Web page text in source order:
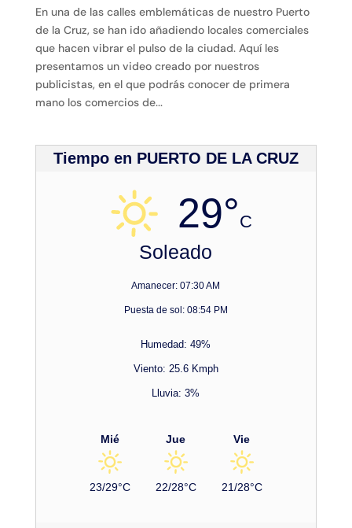
En una de las calles emblemáticas de nuestro Puerto
de la Cruz, se han ido añadiendo locales comerciales
que hacen vibrar el pulso de la ciudad. Aquí les
presentamos un video creado por nuestros
publicistas, en el que podrás conocer de primera
mano los comercios de...
Tiempo en PUERTO DE LA CRUZ
29°C
Soleado
Amanecer: 07:30 AM
Puesta de sol: 08:54 PM
Humedad: 49%
Viento: 25.6 Kmph
Lluvia: 3%
Mié
23/29°C
Jue
22/28°C
Vie
21/28°C